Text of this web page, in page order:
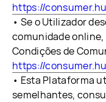
https://
• Se o Utilizador
comunidade online,
Condições de
https://
• Esta Plataforma
semelhantes,